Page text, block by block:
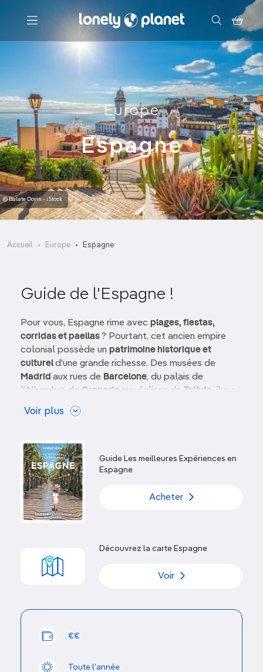
Menu
Votre recherche
Europe
Espagne
© Balate Dorin - iStock
Accueil Europe Espagne
Guide de l'Espagne !
Pour vous, Espagne rime avec plages, fiestas,
corridas et paellas? Pourtant, cet ancien empire
colonial possède un patrimoine historique et
cultureld'une grande richesse. Des musées de
Madrid aux rues de Barcelone, du palais de
l'Alhambra de Grenade aux églises de Tolède
, il y a
beaucoup à découvrir en Espagne, loin des clichés
les plus touristiques.
températures estivales et le littoral attirent depuis
longtemps les touristes, en particulier ceux venus
des brumes de l'Europe du Nord. Le pays a
cependant bien d'autres choses à offrir que les
plages de laCosta Brava
aussi belles soient-elles. L'Espagne est une
à l'identité si forte, l'Andalousie et son
héritage arabe, la dynamique
verte Galice
pics des Pyrénées
Voir plus
Guide Les meilleures Expériences en
Espagne
Acheter
Découvrez la carte Espagne
Voir
€€
Toute l'année